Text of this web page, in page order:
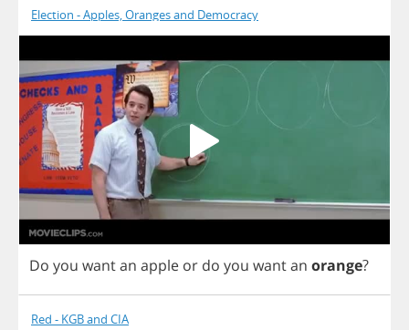
Election - Apples, Oranges and Democracy
Do you wantan apple or do you wantan orange?
Red - KGB and CIA